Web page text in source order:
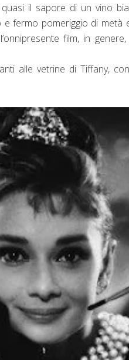
il sapore di un vino
fermo pomeriggio di
film, in
alle vetrine di Tiffany,